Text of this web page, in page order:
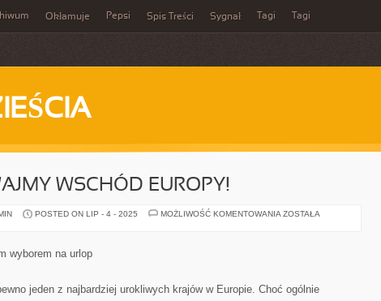
Okłamuje Pepsi Spis Treści Sygnał Tagi Tagi
WSCHÓD EUROPY!
POSTED ON LIP - 4 - 2025 MOŻLIWOŚĆ KOMENTOWANIA ODKRYWAJMY
ZOSTAŁA
wyborem na urlop
jeden z najbardziej urokliwych krajów w Europie. Choć ogólnie